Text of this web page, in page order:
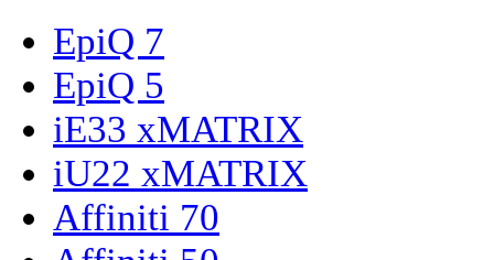
EpiQ 7
EpiQ 5
iE33 xMATRIX
iU22 xMATRIX
Affiniti 70